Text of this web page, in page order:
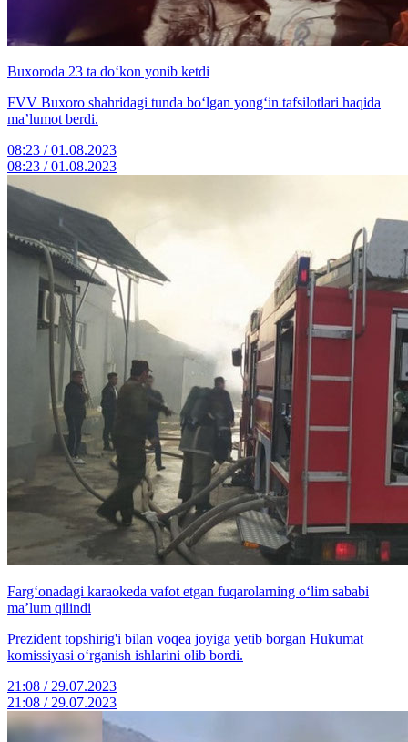
Buxoroda 23 ta do‘kon yonib ketdi
FVV Buxoro shahridagi tunda bo‘lgan yong‘in tafsilotlari haqida
maʼlumot berdi.
08:23 / 01.08.2023
08:23 / 01.08.2023
Farg‘onadagi karaokeda vafot etgan fuqarolarning o‘lim sababi
maʼlum qilindi
Prezident topshirig'i bilan voqea joyiga yetib borgan Hukumat
komissiyasi o‘rganish ishlarini olib bordi.
21:08 / 29.07.2023
21:08 / 29.07.2023